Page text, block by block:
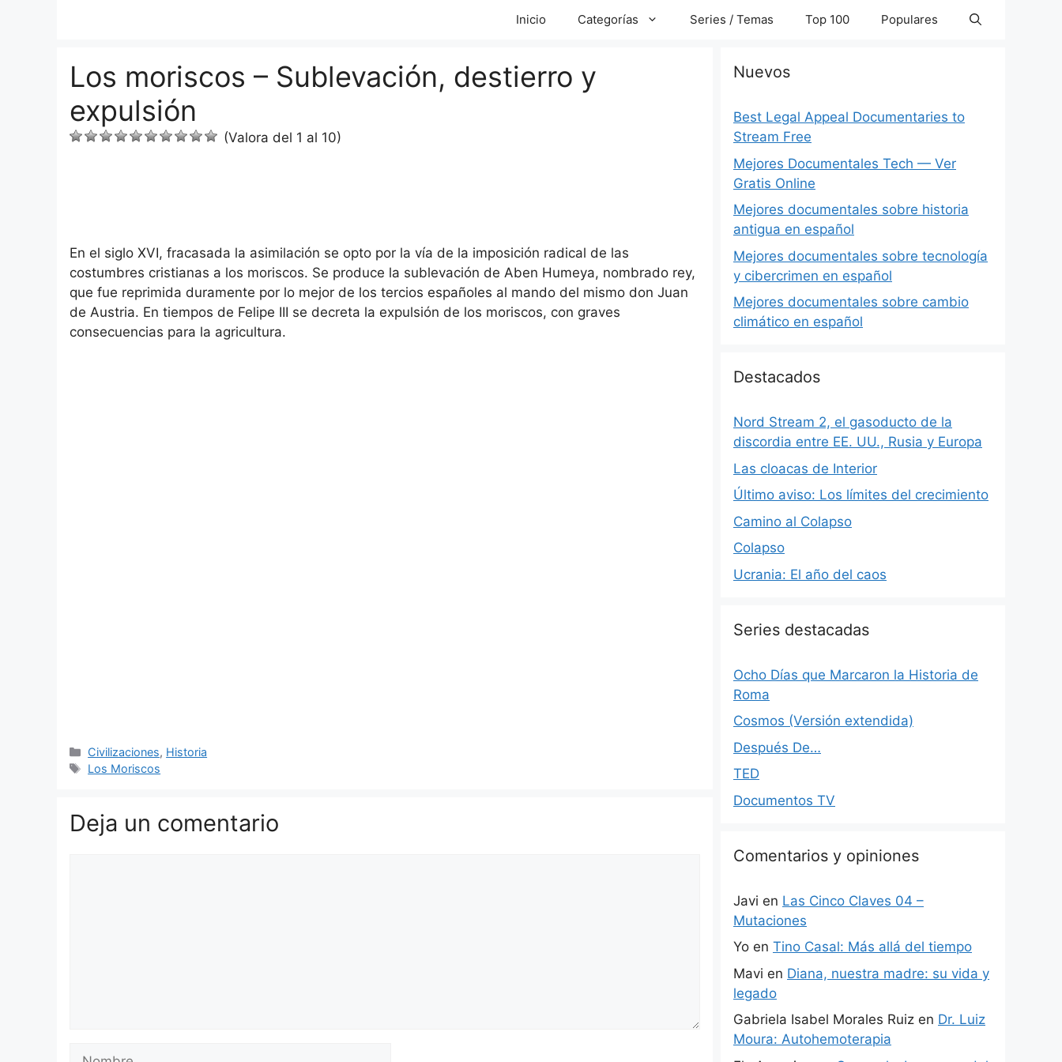
Inicio Categorías Series / Temas Top 100 Populares
Los moriscos – Sublevación, destierro y
expulsión
(Valora del 1 al 10)
En el siglo XVI, fracasada la asimilación se opto por la vía de la imposición radical de las
costumbres cristianas a los moriscos. Se produce la sublevación de Aben Humeya, nombrado rey,
que fue reprimida duramente por lo mejor de los tercios españoles al mando del mismo don Juan
de Austria. En tiempos de Felipe III se decreta la expulsión de los moriscos, con graves
consecuencias para la agricultura.
Categorías
Civilizaciones, Historia
Etiquetas
Los Moriscos
Deja un comentario
Nombre
Nuevos
Best Legal Appeal Documentaries to
Stream Free
Mejores Documentales Tech — Ver
Gratis Online
Mejores documentales sobre historia
antigua en español
Mejores documentales sobre tecnología
y cibercrimen en español
Mejores documentales sobre cambio
climático en español
Destacados
Nord Stream 2, el gasoducto de la
discordia entre EE. UU., Rusia y Europa
Las cloacas de Interior
Último aviso: Los límites del crecimiento
Camino al Colapso
Colapso
Ucrania: El año del caos
Series destacadas
Ocho Días que Marcaron la Historia de
Roma
Cosmos (Versión extendida)
Después De…
TED
Documentos TV
Comentarios y opiniones
Javi en Las Cinco Claves 04 –
Mutaciones
Yo en Tino Casal: Más allá del tiempo
Mavi en Diana, nuestra madre: su vida y
legado
Gabriela Isabel Morales Ruiz en Dr. Luiz
Moura: Autohemoterapia